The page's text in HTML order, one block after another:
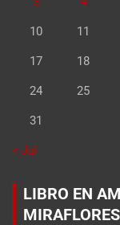
10 11
17 18
24 25
31
« Jul
LIBRO EN
MIRAFLORES